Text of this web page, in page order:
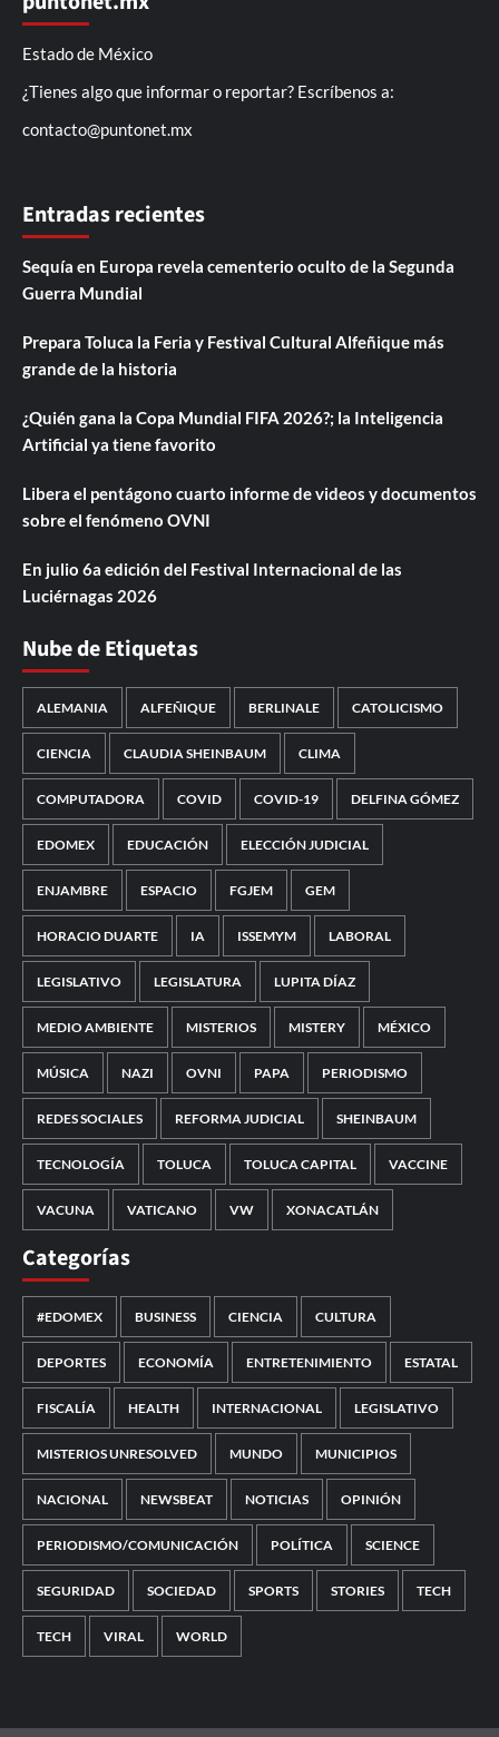
Estado de México
¿Tienes algo que informar o reportar? Escríbenos a:
contacto@puntonet.mx
Entradas recientes
Sequía en Europa revela cementerio oculto de la Segunda
Guerra Mundial
Prepara Toluca la Feria y Festival Cultural Alfeñique más
grande de la historia
¿Quién gana la Copa Mundial FIFA 2026?; la Inteligencia
Artificial ya tiene favorito
Libera el pentágono cuarto informe de videos y documentos
sobre el fenómeno OVNI
En julio 6a edición del Festival Internacional de las
Luciérnagas 2026
Nube de Etiquetas
ALEMANIA ALFEÑIQUE BERLINALE CATOLICISMO
CIENCIA CLAUDIA SHEINBAUM CLIMA
COMPUTADORA COVID COVID-19 DELFINA GÓMEZ
EDOMEX EDUCACIÓN ELECCIÓN JUDICIAL
ENJAMBRE ESPACIO FGJEM GEM
HORACIO DUARTE IA ISSEMYM LABORAL
LEGISLATIVO LEGISLATURA LUPITA DÍAZ
MEDIO AMBIENTE MISTERIOS MISTERY MÉXICO
MÚSICA NAZI OVNI PAPA PERIODISMO
REDES SOCIALES REFORMA JUDICIAL SHEINBAUM
TECNOLOGÍA TOLUCA TOLUCA CAPITAL VACCINE
VACUNA VATICANO VW XONACATLÁN
Categorías
#EDOMEX BUSINESS CIENCIA CULTURA
DEPORTES ECONOMÍA ENTRETENIMIENTO ESTATAL
FISCALÍA HEALTH INTERNACIONAL LEGISLATIVO
MISTERIOS UNRESOLVED MUNDO MUNICIPIOS
NACIONAL NEWSBEAT NOTICIAS OPINIÓN
PERIODISMO/COMUNICACIÓN POLÍTICA SCIENCE
SEGURIDAD SOCIEDAD SPORTS STORIES TECH
TECH VIRAL WORLD